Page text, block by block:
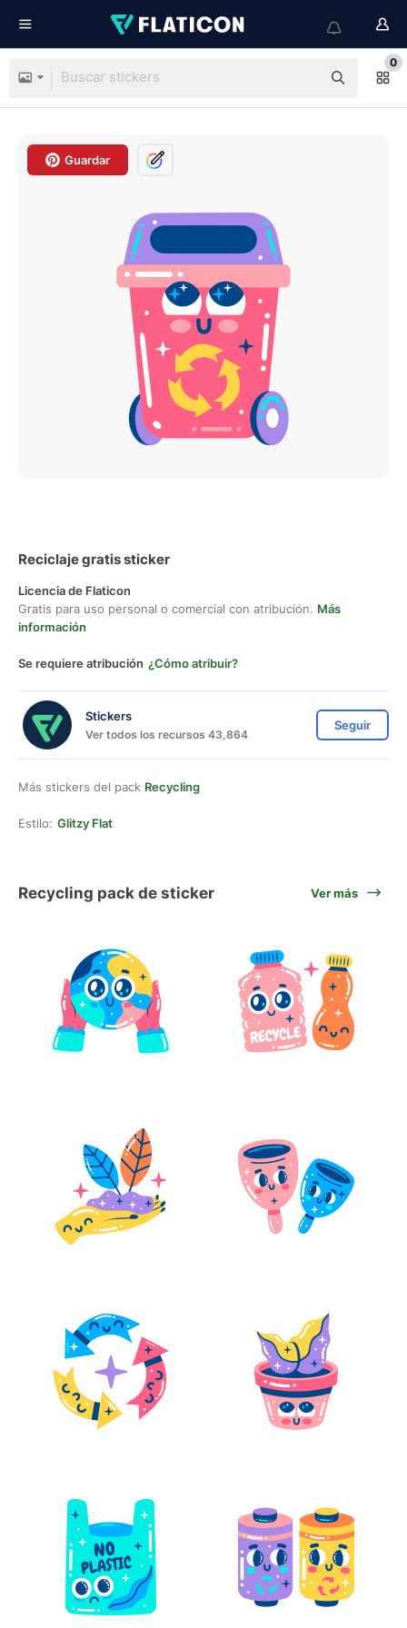
0
Guardar
Reciclaje gratis sticker
Licencia de Flaticon
Gratis para uso personal o comercial con atribución. Más
información
Se requiere atribución ¿Cómo atribuir?
Stickers
Ver todos los recursos 43,864
Seguir
Más stickers del pack Recycling
Estilo: Glitzy Flat
Recycling pack de sticker Ver más